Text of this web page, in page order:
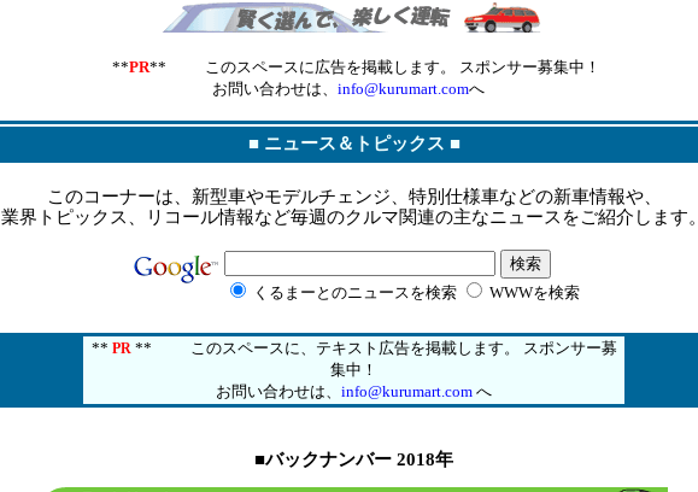
**PR** このスペースに広告を掲載します。 スポンサー募集中！
お問い合わせは、 info@kurumart.comへ
■ ニュース＆トピックス ■
このコーナーは、新型車やモデルチェンジ、特別仕様車などの新車情報や、
業界トピックス、リコール情報など毎週のクルマ関連の主なニュースをご紹介します。
くるまーとのニュースを検索 WWWを検索
** PR ** このスペースに、テキスト広告を掲載します。 スポンサー募
集中！
お問い合わせは、 info@kurumart.com へ
■バックナンバー 2018年